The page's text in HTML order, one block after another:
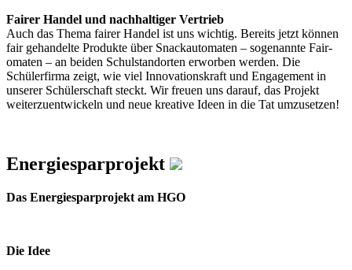
Fairer Handel und nachhaltiger Vertrieb
Auch das Thema fairer Handel ist uns wichtig. Bereits jetzt können
fair gehandelte Produkte über Snackautomaten – sogenannte Fair-
omaten – an beiden Schulstandorten erworben werden. Die
Schülerfirma zeigt, wie viel Innovationskraft und Engagement in
unserer Schülerschaft steckt. Wir freuen uns darauf, das Projekt
weiterzuentwickeln und neue kreative Ideen in die Tat umzusetzen!
Energiesparprojekt
Das Energiesparprojekt am HGO
Die Idee